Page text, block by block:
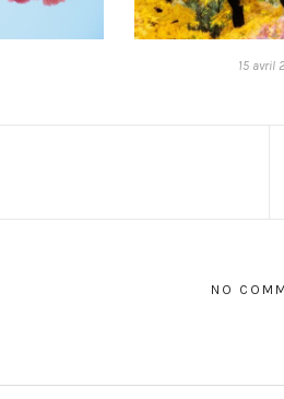
15 avril
NO